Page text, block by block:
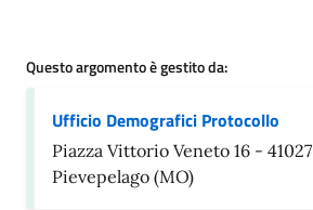
Questo argomento è gestito da:
Ufficio Demografici Protocollo
Piazza Vittorio Veneto 16 - 41027
Pievepelago (MO)